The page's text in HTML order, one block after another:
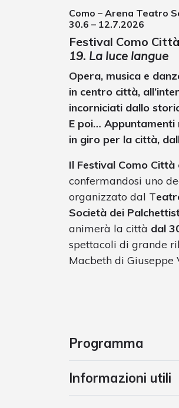
Como – Arena Teatro
30.6 – 12.7.2026
Festival Como
19. La luce langue
Opera, musica e
in centro città,
incorniciati dallo
E poi… Appuntamenti
in giro per la città,
Il Festival Como
confermandosi uno
organizzato dal T
Società dei
animerà la città dal
spettacoli di grande
Macbeth di Giuseppe
Programma
Informazioni utili